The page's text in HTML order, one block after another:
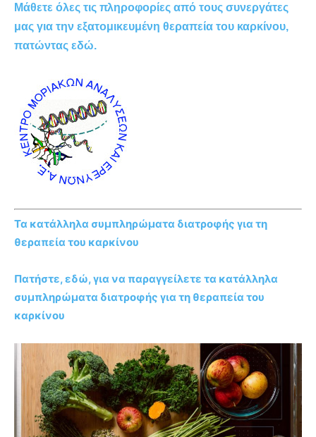
Μάθετε όλες τις πληροφορίες από τους συνεργάτες
μας για την εξατομικευμένη θεραπεία του καρκίνου,
πατώντας εδώ.
Τα κατάλληλα συμπληρώματα διατροφής για τη
θεραπεία του καρκίνου
Πατήστε, εδώ, για να παραγγείλετε τα κατάλληλα
συμπληρώματα διατροφής για τη θεραπεία του
καρκίνου